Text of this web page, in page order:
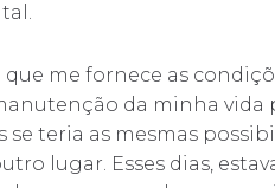
me fornece as
da minha vida
teria as mesmas
lugar. Esses dias,